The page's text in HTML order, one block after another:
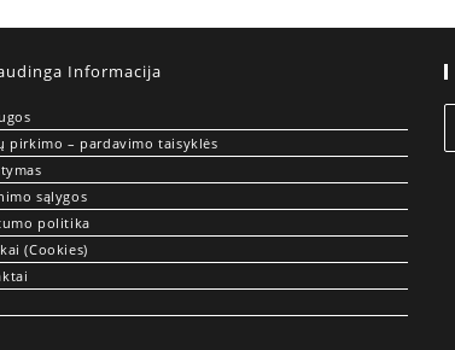
Informacija
pirkimo – pardavimo taisyklės
sąlygos
politika
(Cookies)